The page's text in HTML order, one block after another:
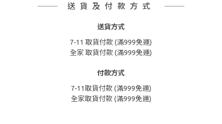
送貨及付款方式
送貨方式
7-11 取貨付款 (滿999免運)
全家 取貨付款 (滿999免運)
付款方式
7-11取貨付款 (滿999免運)
全家取貨付款 (滿999免運)